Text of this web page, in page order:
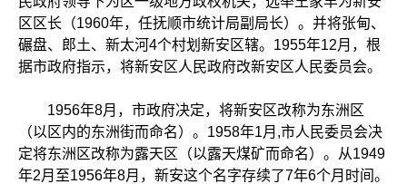
区区长（1960年，任抚顺市统计局副局长）。并将张甸、
碾盘、郎土、新太河4个村划新安区辖。1955年12月，根
据市政府指示，将新安区人民政府改新安区人民委员会。
1956年8月，市政府决定，将新安区改称为东洲区
（以区内的东洲街而命名）。1958年1月,市人民委员会决
定将东洲区改称为露天区（以露天煤矿而命名）。从1949
年2月至1956年8月，新安这个名字存续了7年6个月时间。